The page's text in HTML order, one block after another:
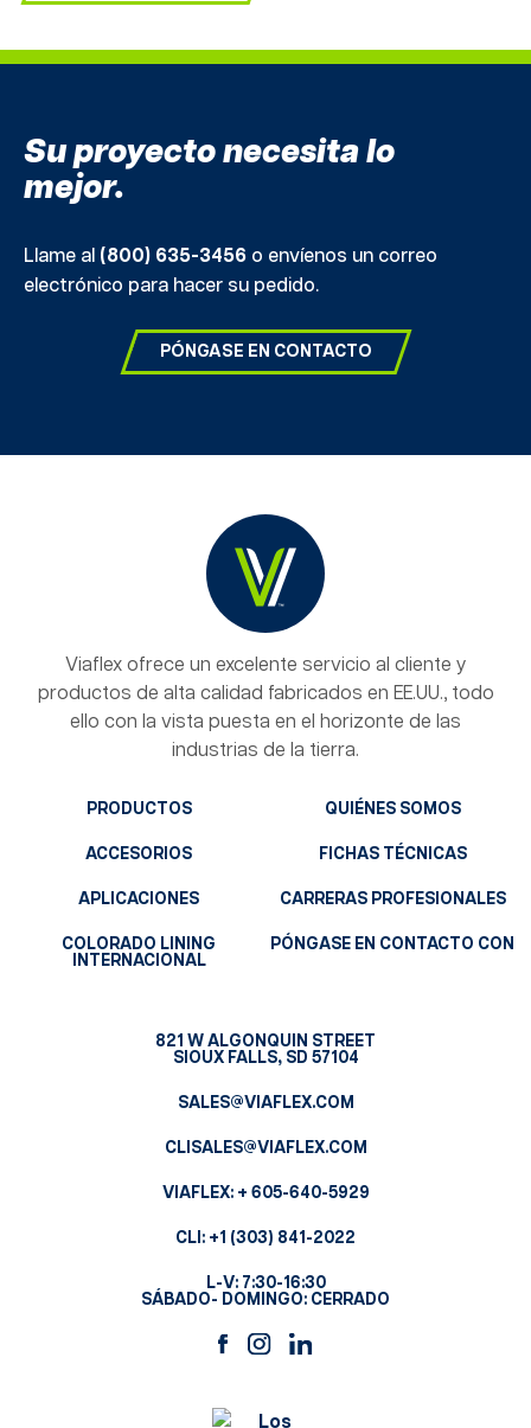
Su proyecto necesita lo
mejor.
Llame al (800) 635-3456 o envíenos un correo
electrónico para hacer su pedido.
PÓNGASE EN CONTACTO
Viaflex ofrece un excelente servicio al cliente y
productos de alta calidad fabricados en EE.UU., todo
ello con la vista puesta en el horizonte de las
industrias de la tierra.
PRODUCTOS
ACCESORIOS
APLICACIONES
COLORADO LINING
INTERNACIONAL
QUIÉNES SOMOS
FICHAS TÉCNICAS
CARRERAS PROFESIONALES
PÓNGASE EN CONTACTO CON
821 W ALGONQUIN STREET
SIOUX FALLS, SD 57104
SALES@VIAFLEX.COM
CLISALES@VIAFLEX.COM
VIAFLEX: + 605-640-5929
CLI: +1 (303) 841-2022
L-V: 7:30-16:30
SÁBADO- DOMINGO: CERRADO